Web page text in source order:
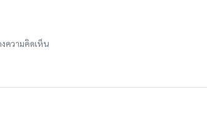
ความคิดเห็น